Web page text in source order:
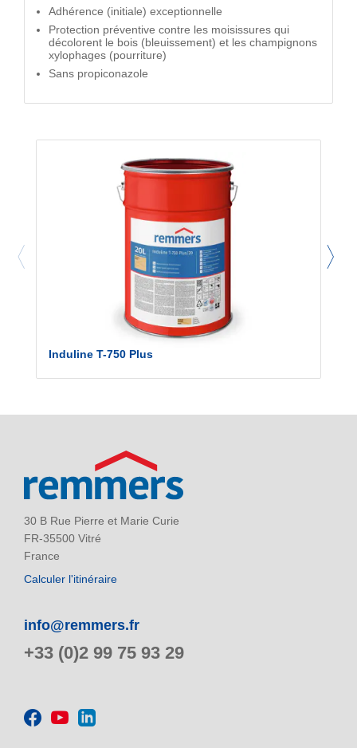
Adhérence (initiale) exceptionnelle
Protection préventive contre les moisissures qui
décolorent le bois (bleuissement) et les champignons
xylophages (pourriture)
Sans propiconazole
Induline T-750 Plus
30 B Rue Pierre et Marie Curie
FR-35500 Vitré
France
Calculer l'itinéraire
info@remmers.fr
+33 (0)2 99 75 93 29